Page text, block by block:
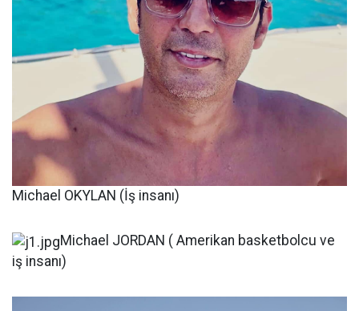
Michael OKYLAN (İş insanı)
Michael JORDAN ( Amerikan basketbolcu ve
iş insanı)